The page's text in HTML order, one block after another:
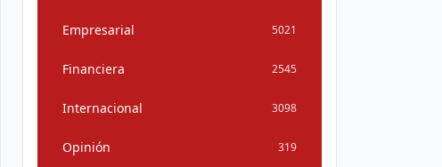
Empresarial 5021
Financiera 2545
Internacional 3098
Opinión 319